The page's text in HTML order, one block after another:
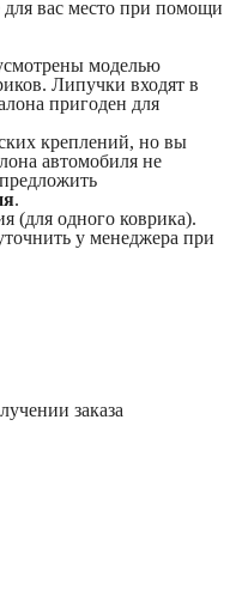
для вас место при помощи
моделью
Липучки входят в
пригоден для
креплений, но вы
автомобиля не
.
(для одного коврика).
у менеджера при
заказа